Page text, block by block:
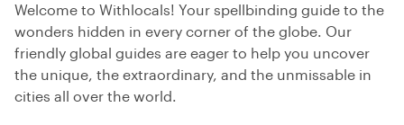
Welcome to Withlocals! Your spellbinding guide to the
wonders hidden in every corner of the globe. Our
friendly global guides are eager to help you uncover
the unique, the extraordinary, and the unmissable in
cities all over the world.